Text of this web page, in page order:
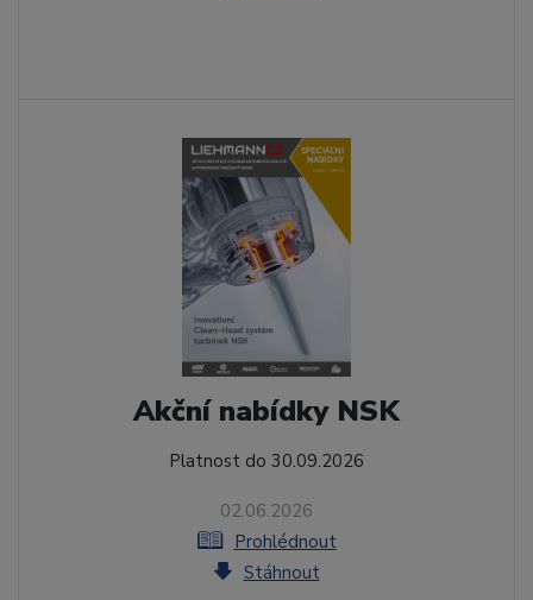
Akční nabídky NSK
Platnost do 30.09.2026
02.06.2026
Prohlédnout
Stáhnout